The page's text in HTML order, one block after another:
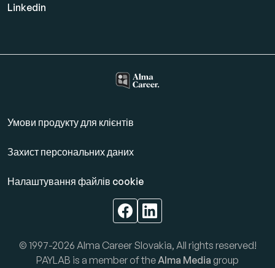
Linkedin
Умови продукту для клієнтів
Захист персональних даних
Налаштування файлів cookie
© 1997-2026 Alma Career Slovakia, All rights reserved!
PAYLAB is a member of the Alma Media group